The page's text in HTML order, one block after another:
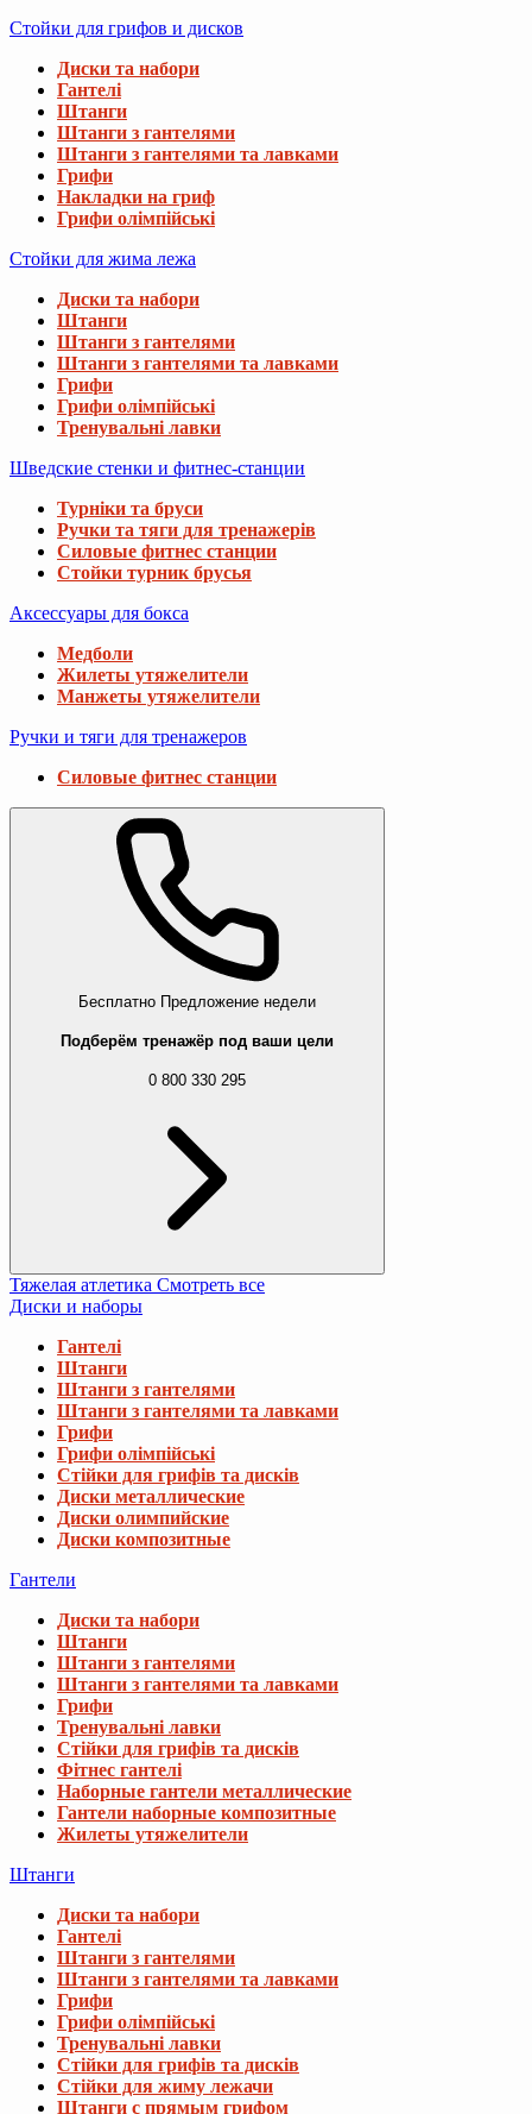
Стойки для грифов и дисков
Диски та набори
Гантелі
Штанги
Штанги з гантелями
Штанги з гантелями та лавками
Грифи
Накладки на гриф
Грифи олімпійські
Стойки для жима лежа
Диски та набори
Штанги
Штанги з гантелями
Штанги з гантелями та лавками
Грифи
Грифи олімпійські
Тренувальні лавки
Шведские стенки и фитнес-станции
Турніки та бруси
Ручки та тяги для тренажерів
Силовые фитнес станции
Стойки турник брусья
Аксессуары для бокса
Медболи
Жилеты утяжелители
Манжеты утяжелители
Ручки и тяги для тренажеров
Силовые фитнес станции
Бесплатно Предложение недели
Подберём тренажёр под ваши цели
0 800 330 295
Тяжелая атлетика Смотреть все
Диски и наборы
Гантелі
Штанги
Штанги з гантелями
Штанги з гантелями та лавками
Грифи
Грифи олімпійські
Стійки для грифів та дисків
Диски металлические
Диски олимпийские
Диски композитные
Гантели
Диски та набори
Штанги
Штанги з гантелями
Штанги з гантелями та лавками
Грифи
Тренувальні лавки
Стійки для грифів та дисків
Фітнес гантелі
Наборные гантели металлические
Гантели наборные композитные
Жилеты утяжелители
Штанги
Диски та набори
Гантелі
Штанги з гантелями
Штанги з гантелями та лавками
Грифи
Грифи олімпійські
Тренувальні лавки
Стійки для грифів та дисків
Стійки для жиму лежачи
Штанги с прямым грифом